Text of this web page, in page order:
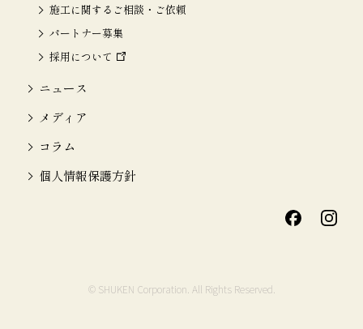
施工に関するご相談・ご依頼
パートナー募集
採用について
ニュース
メディア
コラム
個人情報保護方針
© SHUKEN Corporation. All Rights Reserved.